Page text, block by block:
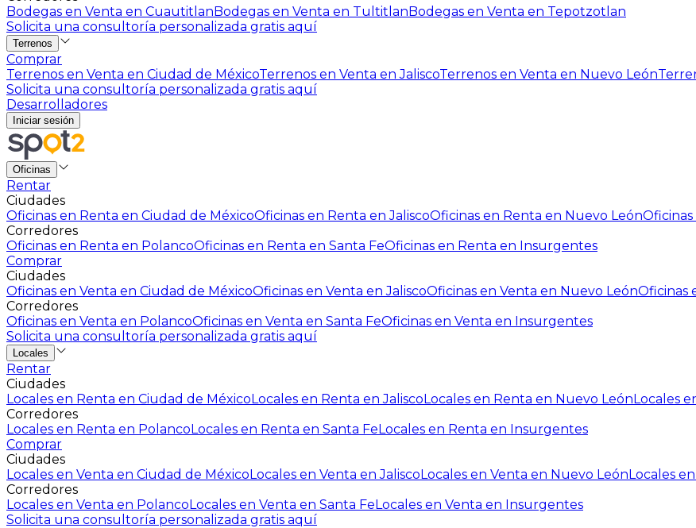
Bodegas en Venta en CuautitlanBodegas en Venta en TultitlanBodegas en Venta en Tepotzotlan
Solicita una consultoría personalizada gratis aquí
Terrenos
Comprar
Terrenos en Venta en Ciudad de MéxicoTerrenos en Venta en JaliscoTerrenos en Venta en Nuevo León
Solicita una consultoría personalizada gratis aquí
Desarrolladores
Iniciar sesión
Oficinas
Rentar
Ciudades
Oficinas en Renta en Ciudad de MéxicoOficinas en Renta en JaliscoOficinas en Renta en Nuevo León
Corredores
Oficinas en Renta en PolancoOficinas en Renta en Santa FeOficinas en Renta en Insurgentes
Comprar
Ciudades
Oficinas en Venta en Ciudad de MéxicoOficinas en Venta en JaliscoOficinas en Venta en Nuevo LeónOficinas
Corredores
Oficinas en Venta en PolancoOficinas en Venta en Santa FeOficinas en Venta en Insurgentes
Solicita una consultoría personalizada gratis aquí
Locales
Rentar
Ciudades
Locales en Renta en Ciudad de MéxicoLocales en Renta en JaliscoLocales en Renta en Nuevo LeónLocales
Corredores
Locales en Renta en PolancoLocales en Renta en Santa FeLocales en Renta en Insurgentes
Comprar
Ciudades
Locales en Venta en Ciudad de MéxicoLocales en Venta en JaliscoLocales en Venta en Nuevo LeónLocales
Corredores
Locales en Venta en PolancoLocales en Venta en Santa FeLocales en Venta en Insurgentes
Solicita una consultoría personalizada gratis aquí